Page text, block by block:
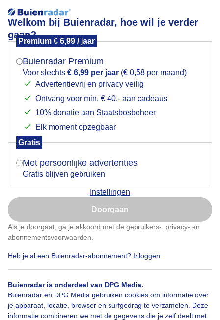
Welkom bij Buienradar, hoe wil je verder
gaan?
Premium € 6,99 / jaar
Buienradar Premium
Voor slechts € 6,99 per jaar (€ 0,58 per maand)
Advertentievrij en privacy veilig
Ontvang voor min. € 40,- aan cadeaus
10% donatie aan Staatsbosbeheer
Elk moment opzegbaar
Gratis
Met persoonlijke advertenties
Gratis blijven gebruiken
Instellingen
Doorgaan
Als je doorgaat, ga je akkoord met de gebruikers- privacy- en
abonnementsvoorwaarden
Heb je al een Buienradar-abonnement? Inloggen
Buienradar is onderdeel van DPG Media.
Buienradar en DPG Media gebruiken cookies om informatie over
je apparaat, locatie, browser en surfgedrag te verzamelen. Deze
informatie combineren we met de gegevens die je zelf deelt met
Prachtige weerspiegeling in het water van het
Hoendiep
De zon schijnt vanuit een strak blauwe lucht over de
weerspiegelt prachtig in het water van het Hoendiep
Door: Arnout Bolt
Bekijk slideshow
Mogen we je locatie gebruiken voor het
Indien je hier nog geen akkoord op hebt gegeven,
verschijnt er zo een pop-up uit je browser waarin
Is goed, toon de popup
Nu niet, misschien later
Klik hierom dit aan te passen